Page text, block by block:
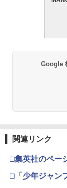
Google
関連リンク
□集英社のペー
□「少年ジャン